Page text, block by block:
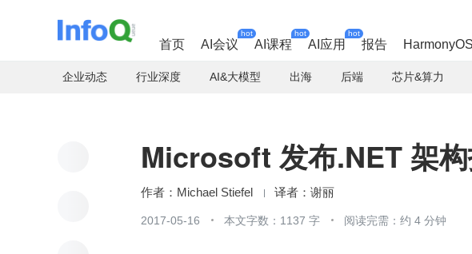
首页 AI会议
hot
AI课程
hot
AI应用
hot
报告 HarmonyOS
企业动态 行业深度 AI&大模型 出海 后端 芯片&算力
Microsoft 发布.NET 架
Michael Stiefel 谢丽
2017-05-16 本文字数：1137 字 阅读完需：约 4 分钟